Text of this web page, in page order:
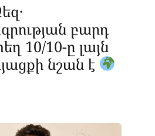
բարդ
10/10-ը լայն
նշան է